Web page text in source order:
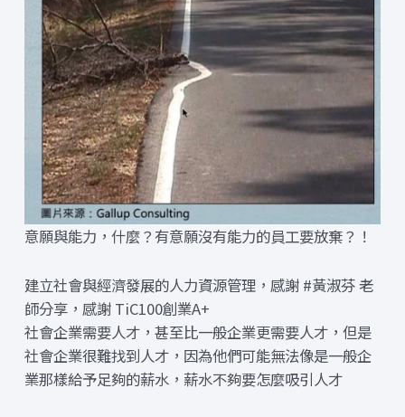
意願與能力，什麼？有意願沒有能力的員工要放棄？！
建立社會與經濟發展的人力資源管理，感謝 #黃淑芬 老
師分享，感謝 TiC100創業A+
社會企業需要人才，甚至比一般企業更需要人才，但是
社會企業很難找到人才，因為他們可能無法像是一般企
業那樣給予足夠的薪水，薪水不夠要怎麼吸引人才